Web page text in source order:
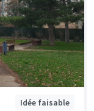
Idée faisable